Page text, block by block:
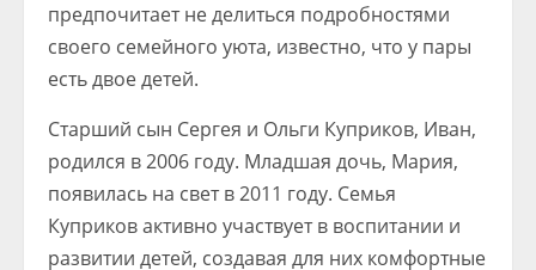
предпочитает не делиться подробностями
своего семейного уюта, известно, что у пары
есть двое детей.
Старший сын Сергея и Ольги Куприков, Иван,
родился в 2006 году. Младшая дочь, Мария,
появилась на свет в 2011 году. Семья
Куприков активно участвует в воспитании и
развитии детей, создавая для них комфортные